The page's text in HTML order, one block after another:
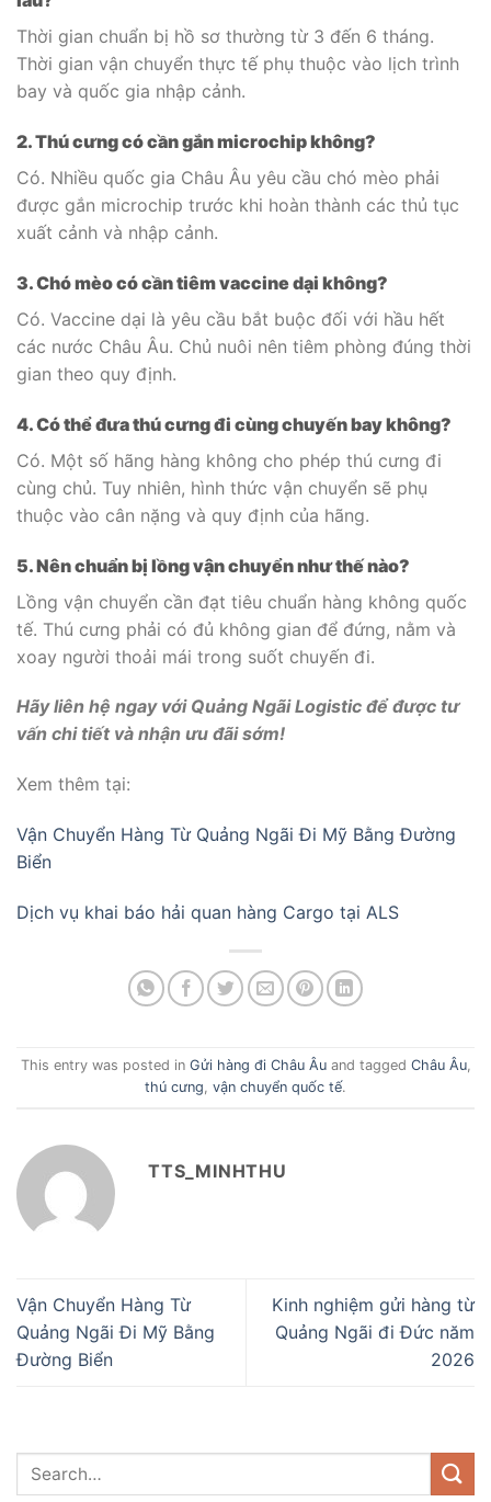
Thời gian chuẩn bị hồ sơ thường từ 3 đến 6 tháng.
Thời gian vận chuyển thực tế phụ thuộc vào lịch trình
bay và quốc gia nhập cảnh.
2. Thú cưng có cần gắn microchip không?
Có. Nhiều quốc gia Châu Âu yêu cầu chó mèo phải
được gắn microchip trước khi hoàn thành các thủ tục
xuất cảnh và nhập cảnh.
3. Chó mèo có cần tiêm vaccine dại không?
Có. Vaccine dại là yêu cầu bắt buộc đối với hầu hết
các nước Châu Âu. Chủ nuôi nên tiêm phòng đúng thời
gian theo quy định.
4. Có thể đưa thú cưng đi cùng chuyến bay không?
Có. Một số hãng hàng không cho phép thú cưng đi
cùng chủ. Tuy nhiên, hình thức vận chuyển sẽ phụ
thuộc vào cân nặng và quy định của hãng.
5. Nên chuẩn bị lồng vận chuyển như thế nào?
Lồng vận chuyển cần đạt tiêu chuẩn hàng không quốc
tế. Thú cưng phải có đủ không gian để đứng, nằm và
xoay người thoải mái trong suốt chuyến đi.
Hãy liên hệ ngay với Quảng Ngãi Logistic để được tư
vấn chi tiết và nhận ưu đãi sớm!
Xem thêm tại:
Vận Chuyển Hàng Từ Quảng Ngãi Đi Mỹ Bằng Đường
Biển
Dịch vụ khai báo hải quan hàng Cargo tại ALS
This entry was posted in Gửi hàng đi Châu Âuand tagged Châu Âu,
thú cưng, vận chuyển quốc tế.
TTS_MINHTHU
Vận Chuyển Hàng Từ
Quảng Ngãi Đi Mỹ Bằng
Đường Biển
Kinh nghiệm gửi hàng từ
Quảng Ngãi đi Đức năm
2026